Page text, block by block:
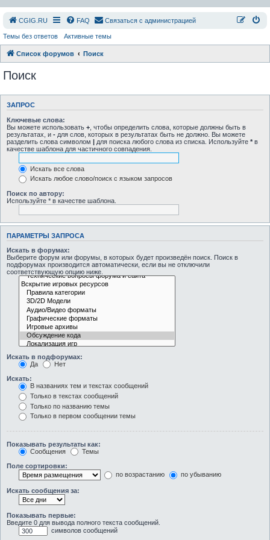
СGIG.RU FAQ Связаться с администрацией
Темы без ответов Активные темы
Список форумов Поиск
Поиск
ЗАПРОС
Ключевые слова:
Вы можете использовать + , чтобы определить слова, которые должны быть в
результатах, и - для слов, которых в результатах быть не должно. Вы можете
разделить слова символом | для поиска любого слова из списка. Используйте * в
качестве шаблона для частичного совпадения.
Искать все слова
Искать любое слово/поиск с языком запросов
Поиск по автору:
Используйте * в качестве шаблона.
ПАРАМЕТРЫ ЗАПРОСА
Искать в форумах:
Выберите форум или форумы, в которых будет произведён поиск. Поиск в
подфорумах производится автоматически, если вы не отключили
соответствующую опцию ниже.
Искать в подфорумах:
Да
Нет
Искать:
В названиях тем и текстах сообщений
Только в текстах сообщений
Только по названию темы
Только в первом сообщении темы
Показывать результаты как:
Сообщения
Темы
Поле сортировки:
по возрастанию
по убыванию
Искать сообщения за:
Показывать первые:
Введите 0 для вывода полного текста сообщений.
символов сообщений